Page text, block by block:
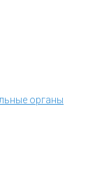
органы